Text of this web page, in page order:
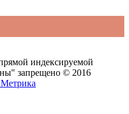
индексируемой
запрещено © 2016